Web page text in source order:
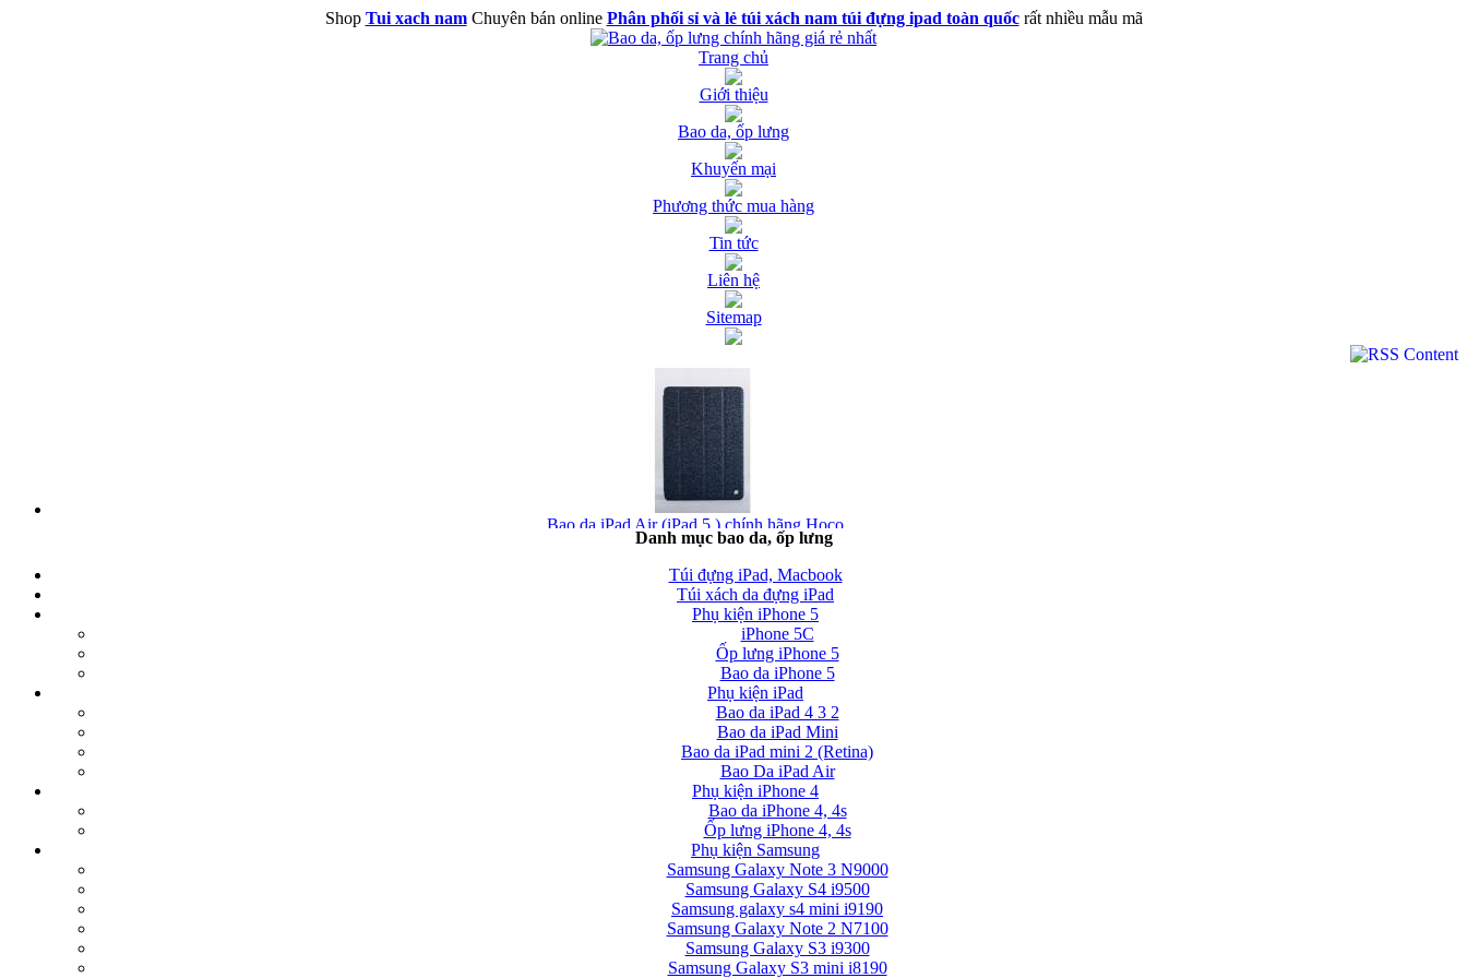
Shop Tui xach namChuyên bán online Phân phối sỉ và lẻ túi xách nam túi đựng ipad toàn quốcrất nhiều mẫu mã
Trang chủ
Giới thiệu
Bao da, ốp lưng
Khuyến mại
Phương thức mua hàng
Tin tức
Liên hệ
Sitemap
Bao da iPad Air (iPad 5 ) chính hãng Hoco...
Bao da iPad Air chính hãng Hoco Crystal Case...
Bao da iPad Air cao cấp Baseus Folio siêu...
Danh mục bao da, ốp lưng
Túi đựng iPad, Macbook
Túi xách da đựng iPad
Phụ kiện iPhone 5
iPhone 5C
Ốp lưng iPhone 5
Bao da iPhone 5
Phụ kiện iPad
Bao da iPad 4 3 2
Bao da iPad Mini
Bao da iPad mini 2 (Retina)
Bao Da iPad Air
Phụ kiện iPhone 4
Bao da iPhone 4, 4s
Ốp lưng iPhone 4, 4s
Phụ kiện Samsung
Samsung Galaxy Note 3 N9000
Samsung Galaxy S4 i9500
Samsung galaxy s4 mini i9190
Samsung Galaxy Note 2 N7100
Samsung Galaxy S3 i9300
Samsung Galaxy S3 mini i8190